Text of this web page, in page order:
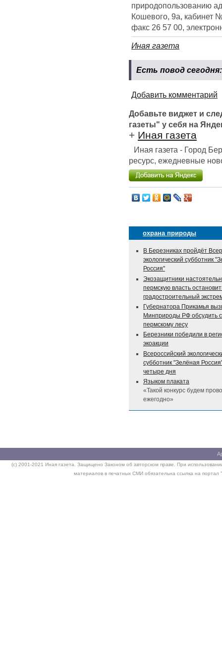
природопользованию
Кошевого, 9а, кабинет
факс 26 57 00,
Иная газета
Есть повод
Добавить комментарий
Добавьте виджет и
газеты" у себя на
+ Иная газета
Иная газета - Город
ресурс, ежедневные
охрана природы
В Березниках пройдёт
экологический субботник
Россия"
Экозащитники
пермскую власть
градостроительный
Губернатора Прикамья
Минприроды РФ обсудить
пермскому лесу
Березники победили в
экоакции
Всероссийский
субботник "Зелёная
четыре дня
Языком плаката
«Такой конкурс будем
ежегодно»
(c) 2001-2021 Иная газета. Защищено Законом об авторском праве. При
материалов в печатных СМИ обязательна ссылка на